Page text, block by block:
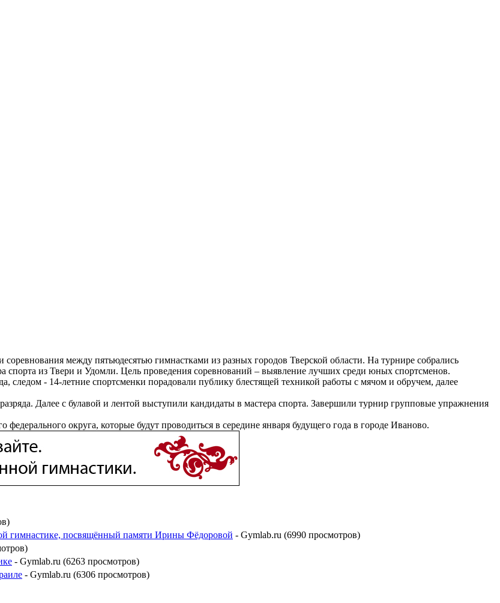
между пятьюдесятью гимнастками из разных городов Тверской области. На турнире собрались
спорта из Твери и Удомли. Цель проведения соревнований – выявление лучших среди юных спортсменов.
следом - 14-летние спортсменки порадовали публику блестящей техникой работы с мячом и обручем, далее
Далее с булавой и лентой выступили кандидаты в мастера спорта. Завершили турнир групповые упражнения
округа, которые будут проводиться в середине января будущего года в городе Иваново.
гимнастике, посвящённый памяти Ирины Фёдоровой - Gymlab.ru (6990 просмотров)
- Gymlab.ru (6263 просмотров)
- Gymlab.ru (6306 просмотров)